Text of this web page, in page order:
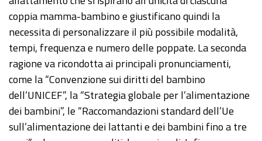
coppia mamma-bambino e giustificano quindi la
necessita di personalizzare il più possibile modalità,
tempi, frequenza e numero delle poppate. La seconda
ragione va ricondotta ai principali pronunciamenti,
come la “Convenzione sui diritti del bambino
dell’UNICEF”, la “Strategia globale per l’alimentazione
dei bambini”, le “Raccomandazioni standard dell’Ue
sull’alimentazione dei lattanti e dei bambini fino a tre